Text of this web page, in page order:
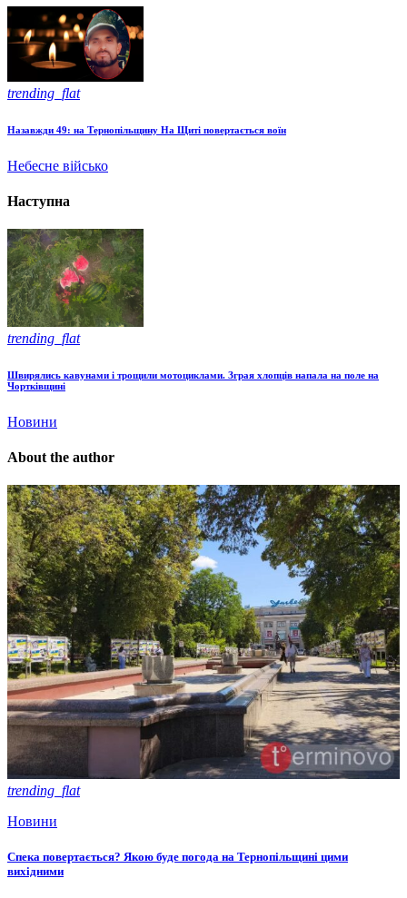
trending_flat
Назавжди 49: на Тернопільщину На Щиті повертається воїн
Небесне військо
Наступна
trending_flat
Швирялись кавунами і трощили мотоциклами. Зграя хлопців напала на поле на
Чортківщині
Новини
About the author
trending_flat
Новини
Спека повертається? Якою буде погода на Тернопільщині цими
вихідними